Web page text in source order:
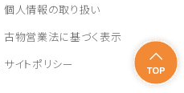
個人情報の取り扱い
古物営業法に基づく表示
サイトポリシー